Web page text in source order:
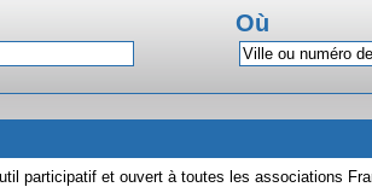
Où
participatif et ouvert à toutes les associations